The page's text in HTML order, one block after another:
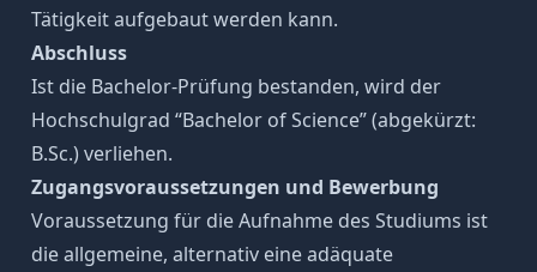
Tätigkeit aufgebaut werden kann.
Abschluss
Ist die Bachelor-Prüfung bestanden, wird der
Hochschulgrad “Bachelor of Science” (abgekürzt:
B.Sc.) verliehen.
Zugangsvoraussetzungen und Bewerbung
Voraussetzung für die Aufnahme des Studiums ist
die allgemeine, alternativ eine adäquate